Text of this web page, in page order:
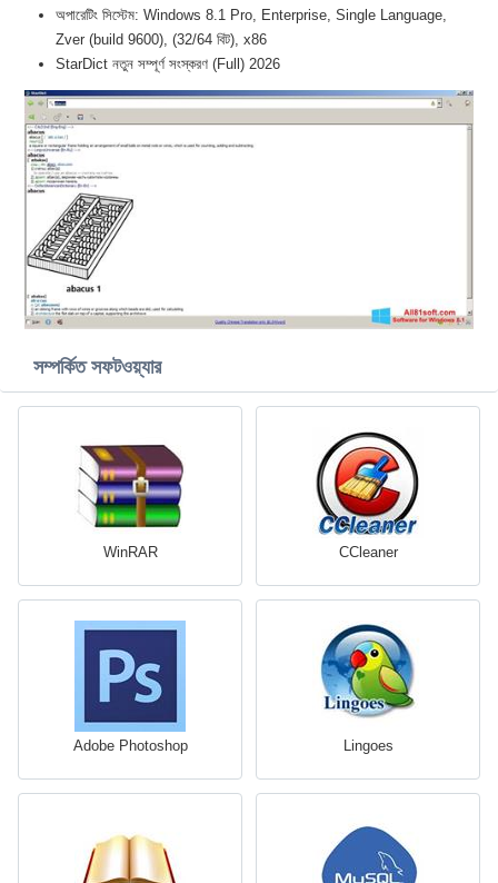
অপারেটিং সিস্টেম: Windows 8.1 Pro, Enterprise, Single Language,
Zver (build 9600), (32/64 বিট), x86
StarDict নতুন সম্পূর্ণ সংস্করণ (Full) 2026
সম্পর্কিত সফটওয়্যার
WinRAR CCleaner
Adobe Photoshop Lingoes